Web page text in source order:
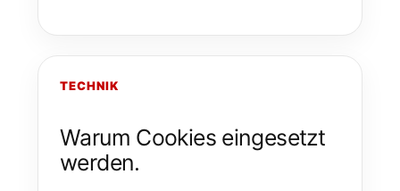
TECHNIK
Warum Cookies eingesetzt
werden.